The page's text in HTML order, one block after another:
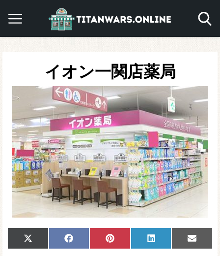
イオン一関店薬局
Share
on
X
(Twitter)
Share
on
Facebook Share
on
Pinterest Share
on
LinkedIn
Share
on
Email